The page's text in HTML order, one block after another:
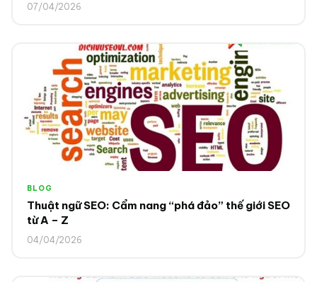
07/04/2026
BLOG
Thuật ngữ SEO: Cẩm nang “phá đảo” thế giới SEO
từ A – Z
04/04/2026